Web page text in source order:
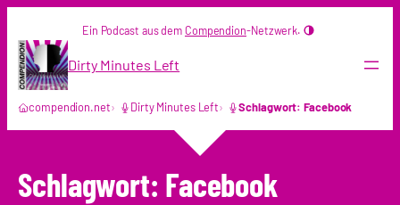
Inhalt
springen
Ein Podcast aus dem Compendion-Netzwerk.
Dirty Minutes Left
compendion.net Dirty Minutes Left Schlagwort: Facebook
Schlagwort: Facebook